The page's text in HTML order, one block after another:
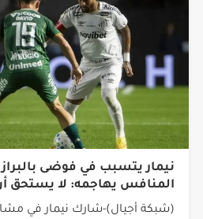
نيمار يتسبب في فوضى
المنافس يهاجمه: لا يستحق
(شبكة أجيال)-شارك نيمار في